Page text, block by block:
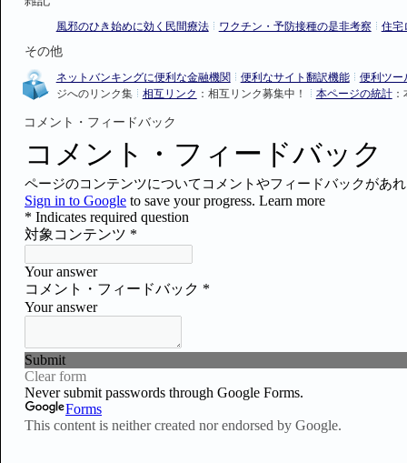
風邪のひき始めに効く民間療法 ワクチン・予防接種の是非考察 住宅
その他
ネットバンキングに便利な金融機関 便利なサイト翻訳機能
便利ツー
ジへのリンク集
相互リンク ：相互リンク募集中！ 本ページの統計：
コメント・フィードバック